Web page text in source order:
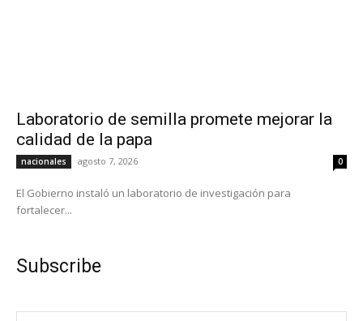
Laboratorio de semilla promete mejorar la
calidad de la papa
nacionales agosto 7, 2026 0
El Gobierno instaló un laboratorio de investigación para
fortalecer...
Subscribe